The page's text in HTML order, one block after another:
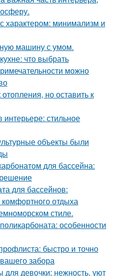
характером: минимализм и
машину с умом.
что выбрать
можно
но оставить к
интерьере: стильное
объекты были
для бассейна:
для бассейнов:
отдыха
стиле.
особенности
быстро и точно
забора
для девочки: нежность, уют